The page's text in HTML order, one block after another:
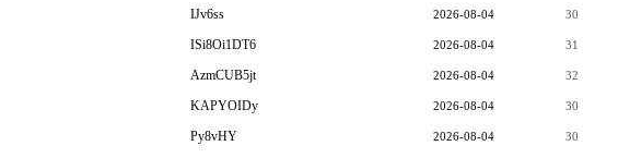
IJv6ss 2026-08-04 30
ISi8Oi1DT6 2026-08-04 31
AzmCUB5jt 2026-08-04 32
KAPYOIDy 2026-08-04 30
Py8vHY 2026-08-04 30